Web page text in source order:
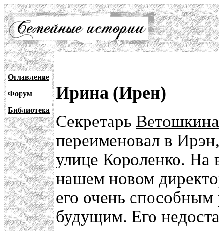
Оглавление
Форум
Библиотека
Ирина (Ирен)
Секретарь Ветошкина
переименовал в
улице Короленко. На
нашем новом
его очень
будущим. Его